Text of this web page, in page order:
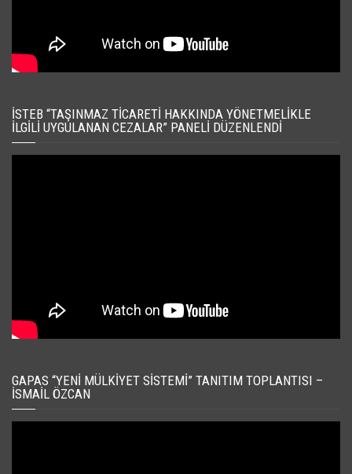
İSTEB “TAŞINMAZ TICARETI HAKKINDA YÖNETMELIKLE
İLGILI UYGULANAN CEZALAR” PANELI DÜZENLENDI
GAPAS “YENI MÜLKIYET SISTEMI” TANITIM TOPLANTISI –
İSMAIL ÖZCAN